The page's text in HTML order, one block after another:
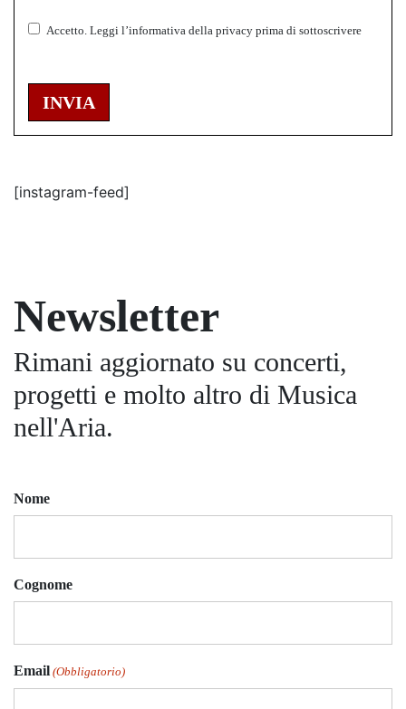
Accetto. Leggi l’informativa della privacy prima di sottoscrivere
INVIA
[instagram-feed]
Newsletter
Rimani aggiornato su concerti,
progetti e molto altro di Musica
nell'Aria.
Nome
Cognome
Email (Obbligatorio)